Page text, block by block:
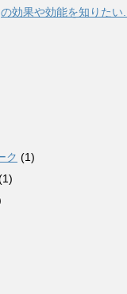
の効果や効能を知りたい...
ク (1)